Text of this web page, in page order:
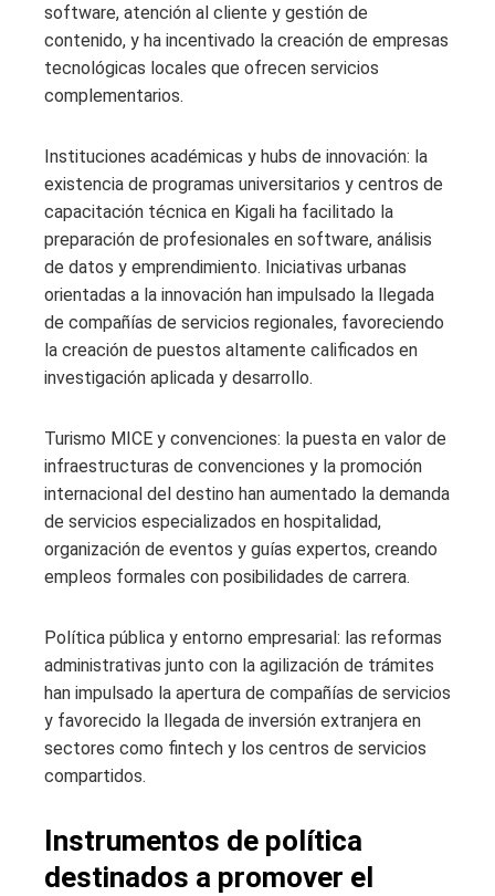
software, atención al cliente y gestión de
contenido, y ha incentivado la creación de empresas
tecnológicas locales que ofrecen servicios
complementarios.
Instituciones académicas y hubs de innovación: la
existencia de programas universitarios y centros de
capacitación técnica en Kigali ha facilitado la
preparación de profesionales en software, análisis
de datos y emprendimiento. Iniciativas urbanas
orientadas a la innovación han impulsado la llegada
de compañías de servicios regionales, favoreciendo
la creación de puestos altamente calificados en
investigación aplicada y desarrollo.
Turismo MICE y convenciones: la puesta en valor de
infraestructuras de convenciones y la promoción
internacional del destino han aumentado la demanda
de servicios especializados en hospitalidad,
organización de eventos y guías expertos, creando
empleos formales con posibilidades de carrera.
Política pública y entorno empresarial: las reformas
administrativas junto con la agilización de trámites
han impulsado la apertura de compañías de servicios
y favorecido la llegada de inversión extranjera en
sectores como fintech y los centros de servicios
compartidos.
Instrumentos de política
destinados a promover el